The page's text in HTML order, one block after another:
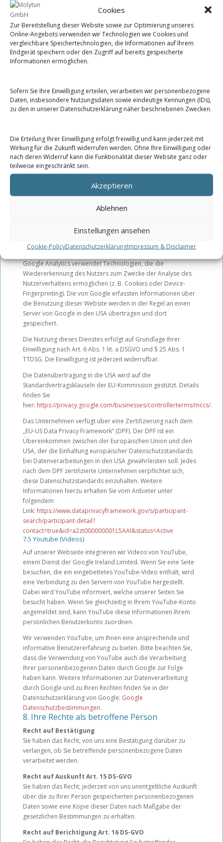
Cookies
Zur Bereitstellung dieser Website sowie zur Optimierung unseres
Online-Angebots verwenden wir Technologien wie Cookies und
vergleichbare Speichertechnologien, die Informationen auf Ihrem
Endgerät speichern oder den Zugriff auf bereits gespeicherte
Informationen ermöglichen.
Sofern Sie Ihre Einwilligung erteilen, verarbeiten wir personenbezogene
Daten, insbesondere Nutzungsdaten sowie eindeutige Kennungen (IDs),
zu den in unserer Datenschutzerklärung näher beschriebenen Zwecken.
Die Erteilung Ihrer Einwilligung erfolgt freiwillig und kann jederzeit mit
Wirkung für die Zukunft widerrufen werden. Ohne Ihre Einwilligung oder
nach deren Widerruf kann die Funktionalität dieser Website ganz oder
teilweise eingeschränkt sein.
Akzeptieren
Ablehnen
Einstellungen ansehen
Cookie-PolicyDatenschutzerklärungImpressum & Disclaimer
Die von Ihnen an uns per Kontaktanfragen übersandten Daten
verbleiben bei uns, bis Sie uns zur Löschung auffordern, Ihre
Einwilligung zur Speicherung widerrufen oder der Zweck für
die Datenspeicherung entfällt (z. B. nach abgeschlossener
Bearbeitung Ihres Anliegens). Zwingende gesetzliche
Bestimmungen – insbesondere gesetzliche
Aufbewahrungsfristen – bleiben unberührt.
Google Analytics. Anbieter ist die Google Ireland Limited
(„Google“), Gordon House, Barrow Street, Dublin 4, Irland.
der Websitebetreiber verschiedene Nutzungsdaten, wie z. B.
Seitenaufrufe, Verweildauer, verwendete Betriebssysteme und
Herkunft des Nutzers. Diese Daten werden in einer User-ID
zusammengefasst und dem jeweiligen Endgerät des
Websitebesuchers zugeordnet.
Des Weiteren können wir mit Google Analytics u. a. Ihre Maus-
und Scrollbewegungen und Klicks aufzeichnen. Ferner
Modellierungsansätze, um die erfassten Datensätze zu
ergänzen und setzt Machine-Learning-Technologien bei der
Datenanalyse ein.
Google Analytics verwendet Technologien, die die
Wiedererkennung des Nutzers zum Zwecke der Analyse des
Nutzerverhaltens ermöglichen (z. B. Cookies oder Device-
Fingerprinting). Die von Google erfassten Informationen über
die Benutzung dieser Website werden in der Regel an einen
Server von Google in den USA übertragen und dort
gespeichert.
Die Nutzung dieses Dienstes erfolgt auf Grundlage Ihrer
Einwilligung nach Art. 6 Abs. 1 lit. a DSGVO und § 25 Abs. 1
TTDSG. Die Einwilligung ist jederzeit widerrufbar.
Die Datenübertragung in die USA wird auf die
Standardvertragsklauseln der EU-Kommission gestützt. Details
finden Sie
hier: https://privacy.google.com/businesses/controllerterms/mccs/.
Das Unternehmen verfügt über eine Zertifizierung nach dem
„EU-US Data Privacy Framework“ (DPF). Der DPF ist ein
Übereinkommen zwischen der Europäischen Union und den
USA, der die Einhaltung europäischer Datenschutzstandards
bei Datenverarbeitungen in den USA gewährleisten soll. Jedes
nach dem DPF zertifizierte Unternehmen verpflichtet sich,
diese Datenschutzstandards einzuhalten. Weitere
Informationen hierzu erhalten Sie vom Anbieter unter
folgendem
Link: https://www.dataprivacyframework.gov/s/participant-
search/participant-detail?
contact=true&id=a2zt000000001L5AAI&status=Active
7.5 Youtube (Videos)
Auf unserer Webseite integrieren wir Videos von YouTube,
einem Dienst der Google Ireland Limited. Wenn Sie eine Seite
besuchen, die ein eingebettetes YouTube-Video enthält, wird
eine Verbindung zu den Servern von YouTube hergestellt.
Dabei wird YouTube informiert, welche unserer Seiten Sie
besucht haben. Wenn Sie gleichzeitig in Ihrem YouTube-Konto
angemeldet sind, kann YouTube diese Informationen Ihrem
persönlichen Benutzerkonto zuordnen.
Wir verwenden YouTube, um Ihnen eine ansprechende und
informative Benutzererfahrung zu bieten. Bitte beachten Sie,
dass die Verwendung von YouTube auch die Verarbeitung
Ihrer personenbezogenen Daten durch Google zur Folge
haben kann. Weitere Informationen zur Datenverarbeitung
durch Google und zu Ihren Rechten finden Sie in der
Datenschutzerklärung von Google: Google
Datenschutzbestimmungen.
8. Ihre Rechte als betroffene Person
Recht auf Bestätigung
Sie haben das Recht, von uns eine Bestätigung darüber zu
verlangen, ob Sie betreffende personenbezogene Daten
verarbeitet werden.
Recht auf Auskunft Art. 15 DS-GVO
Sie haben das Recht, jederzeit von uns unentgeltliche Auskunft
über die zu Ihrer Person gespeicherten personenbezogenen
Daten sowie eine Kopie dieser Daten nach Maßgabe der
gesetzlichen Bestimmungen zu erhalten.
Recht auf Berichtigung Art. 16 DS-GVO